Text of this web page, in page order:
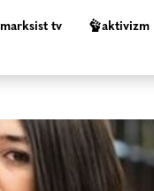
marksist tv aktivizm